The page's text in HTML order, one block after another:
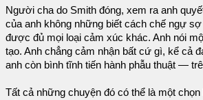
Người cha do Smith đóng, xem ra anh
của anh không những biết cách chế ngự
được đủ mọi loại cảm xúc khác. Anh nói
tạo. Anh chẳng cảm nhận bất cứ gì, kể cả
anh còn bình tĩnh tiến hành phẫu thuật —
Tất cả những chuyện đó có thể là một